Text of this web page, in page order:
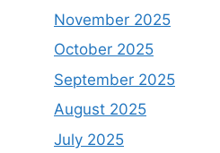
November 2025
October 2025
September 2025
August 2025
July 2025